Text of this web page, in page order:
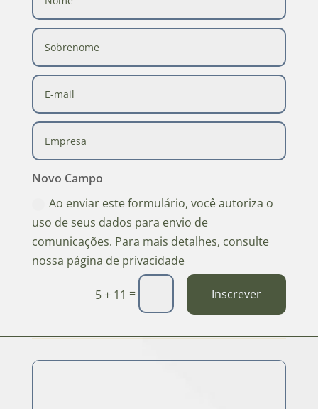
Novo Campo
Ao enviar este formulário, você autoriza o
uso de seus dados para envio de
comunicações. Para mais detalhes, consulte
nossa página de privacidade
5 + 11 = Inscrever